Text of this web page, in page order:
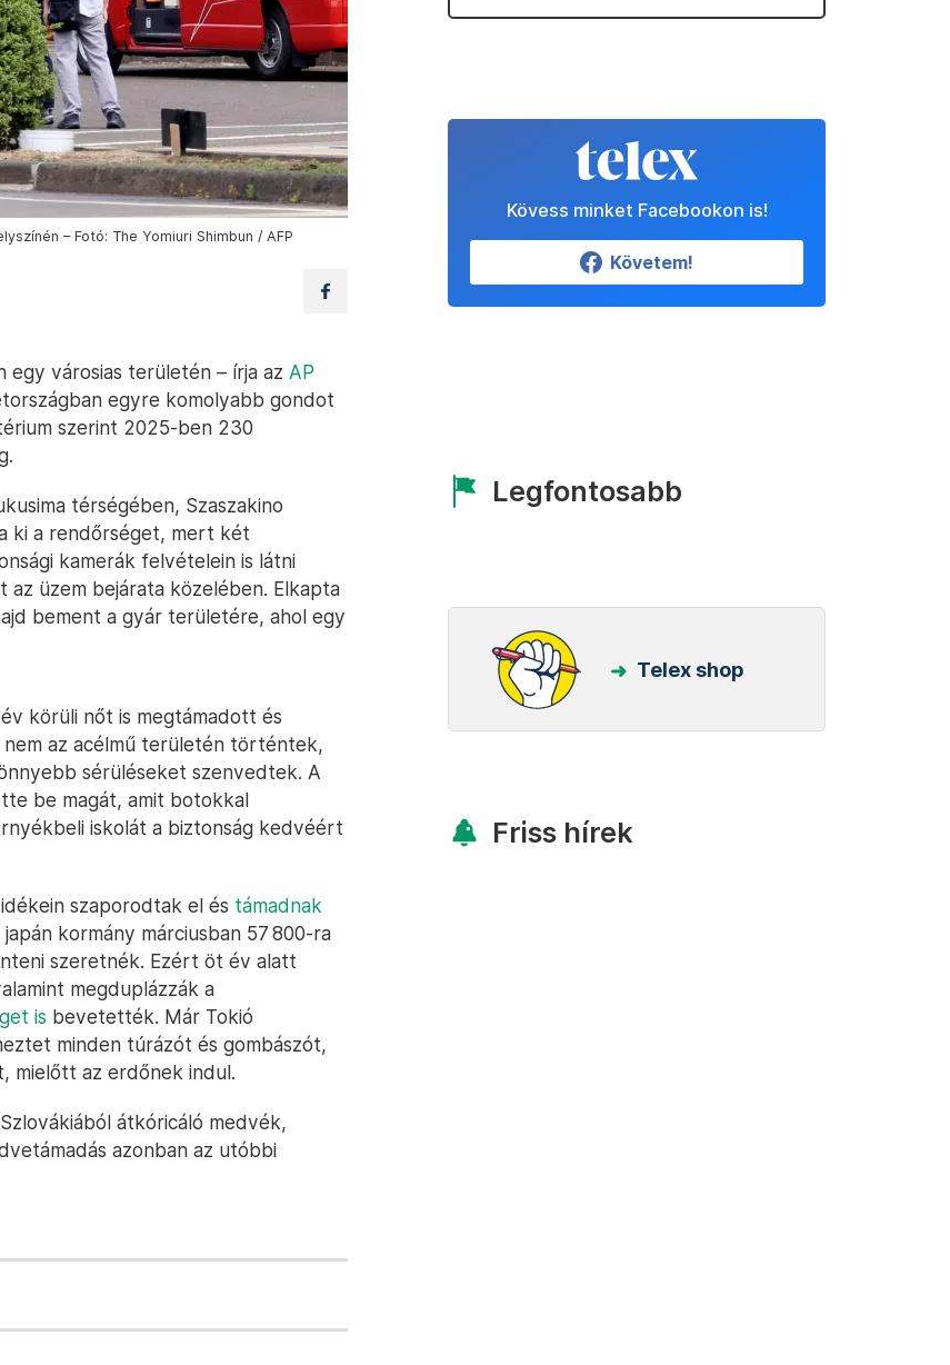
– Fotó: The Yomiuri Shimbun / AFP
városias területén – írja az AP
egyre komolyabb gondot
szerint 2025-ben 230
térségében, Szaszakino
ki a rendőrséget, mert két
kamerák felvételein is látni
üzem bejárata közelében. Elkapta
bement a gyár területére, ahol egy
körüli nőt is megtámadott és
az acélmű területén történtek,
sérüléseket szenvedtek. A
be magát, amit botokkal
iskolát a biztonság kedvéért
szaporodtak el és támadnak
kormány márciusban 57 800-ra
szeretnék. Ezért öt év alatt
megduplázzák a
is bevetették. Már Tokió
minden túrázót és gombászót,
mielőtt az erdőnek indul.
átkóricáló medvék,
azonban az utóbbi
Kövess minket Facebookon is!
Követem!
Legfontosabb
Telex shop
Friss hírek